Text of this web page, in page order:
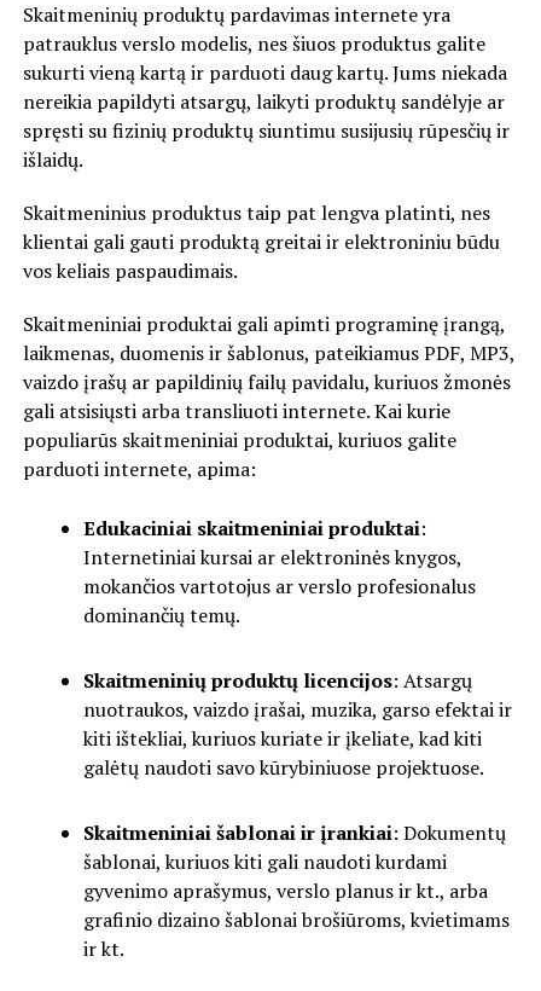
Skaitmeninių produktų pardavimas internete yra
patrauklus verslo modelis, nes šiuos produktus galite
sukurti vieną kartą ir parduoti daug kartų. Jums niekada
nereikia papildyti atsargų, laikyti produktų sandėlyje ar
spręsti su fizinių produktų siuntimu susijusių rūpesčių ir
išlaidų.
Skaitmeninius produktus taip pat lengva platinti, nes
klientai gali gauti produktą greitai ir elektroniniu būdu
vos keliais paspaudimais.
Skaitmeniniai produktai gali apimti programinę įrangą,
laikmenas, duomenis ir šablonus, pateikiamus PDF, MP3,
vaizdo įrašų ar papildinių failų pavidalu, kuriuos žmonės
gali atsisiųsti arba transliuoti internete. Kai kurie
populiarūs skaitmeniniai produktai, kuriuos galite
parduoti internete, apima:
Edukaciniai skaitmeniniai produktai:
Internetiniai kursai ar elektroninės knygos,
mokančios vartotojus ar verslo profesionalus
dominančių temų.
Skaitmeninių produktų licencijos: Atsargų
nuotraukos, vaizdo įrašai, muzika, garso efektai ir
kiti ištekliai, kuriuos kuriate ir įkeliate, kad kiti
galėtų naudoti savo kūrybiniuose projektuose.
Skaitmeniniai šablonai ir įrankiai: Dokumentų
šablonai, kuriuos kiti gali naudoti kurdami
gyvenimo aprašymus, verslo planus ir kt., arba
grafinio dizaino šablonai brošiūroms, kvietimams
ir kt.